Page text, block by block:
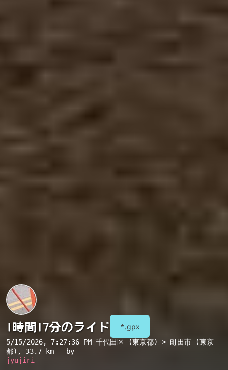
1時間17分のライド *.gpx
5/15/2026, 7:27:36 PM 千代田区 (東京都) > 町田市 (東京
都) , 33.7 km - by
jyujiri